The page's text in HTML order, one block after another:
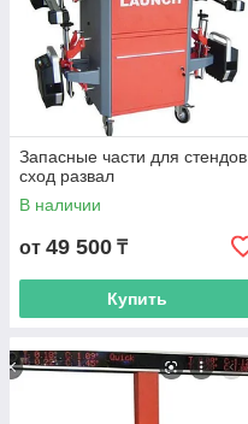
Запасные части для стендов
сход развал
В наличии
от 49 500 ₸
Купить